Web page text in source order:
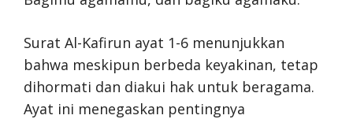
Surat Al-Kafirun ayat 1-6 menunjukkan
bahwa meskipun berbeda keyakinan, tetap
dihormati dan diakui hak untuk beragama.
Ayat ini menegaskan pentingnya